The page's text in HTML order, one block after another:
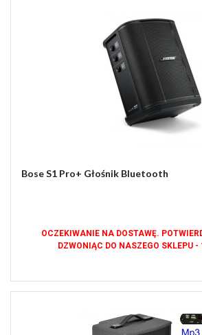
Bose S1 Pro+ Głośnik Bluetooth
OCZEKIWANIE NA DOSTAWĘ.
DZWONIĄC DO NASZEGO SKLEPU